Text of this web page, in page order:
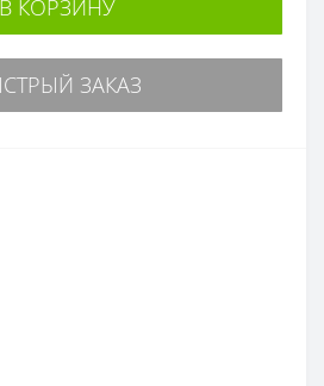
В КОРЗИНУ
ЗАКАЗ